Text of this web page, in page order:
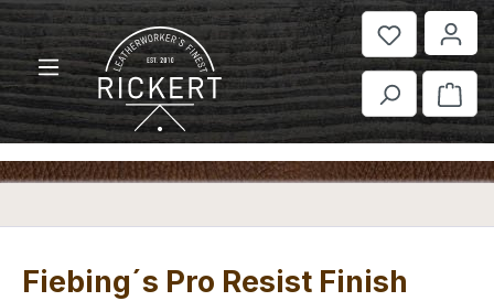
Zum Hauptinhalt springen
Fiebing´s Pro Resist Finish